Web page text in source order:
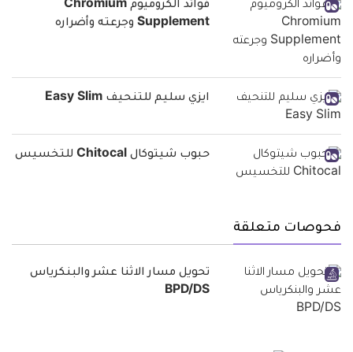
فوائد الكروميوم Chromium
Supplement وجرعته وأضراره
ايزي سليم للتنحيف Easy Slim
حبوب شيتوكال Chitocal للتخسيس
فحوصات متعلقة
تحويل مسار الاثنا عشر والبنكرياس
BPD/DS